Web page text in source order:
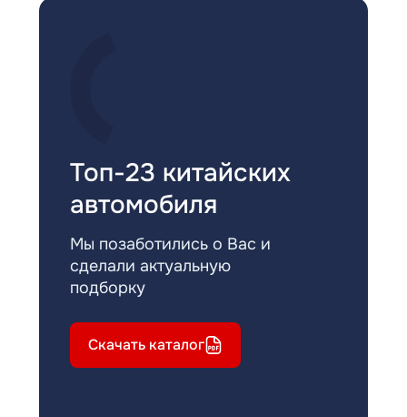
Топ-23 китайских
автомобиля
Мы позаботились о Вас и
сделали актуальную
подборку
Скачать каталог